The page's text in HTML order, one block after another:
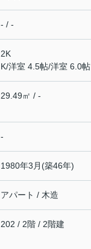
- / -
2K
K/洋室 4.5帖/洋室 6.0帖
29.49㎡ / -
-
1980年3月(築46年)
アパート / 木造
202 / 2階 / 2階建